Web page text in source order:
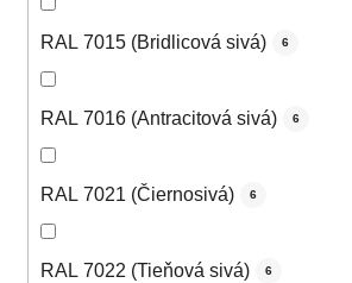
RAL 7015 (Bridlicová sivá) 6
RAL 7016 (Antracitová sivá) 6
RAL 7021 (Čiernosivá) 6
RAL 7022 (Tieňová sivá) 6